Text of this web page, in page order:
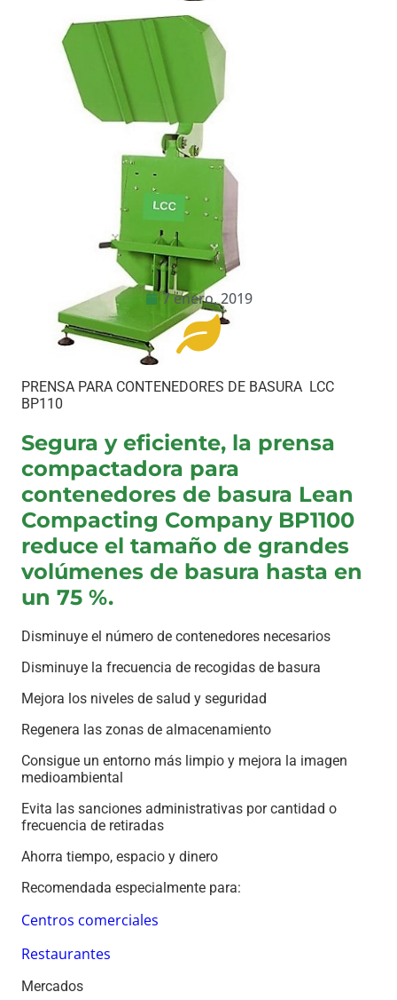
7 enero, 2019
PRENSA PARA CONTENEDORES DE BASURA LCC
BP110
Segura y eficiente, la prensa
compactadora para
contenedores de basura Lean
Compacting Company BP1100
reduce el tamaño de grandes
volúmenes de basura hasta en
un 75 %.
Disminuye el número de contenedores necesarios
Disminuye la frecuencia de recogidas de basura
Mejora los niveles de salud y seguridad
Regenera las zonas de almacenamiento
Consigue un entorno más limpio y mejora la imagen
medioambiental
Evita las sanciones administrativas por cantidad o
frecuencia de retiradas
Ahorra tiempo, espacio y dinero
Recomendada especialmente para:
Centros comerciales
Restaurantes
Mercados